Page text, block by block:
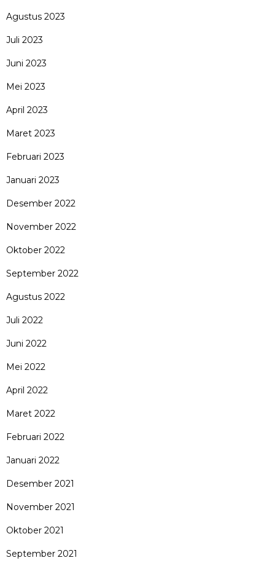
Agustus 2023
Juli 2023
Juni 2023
Mei 2023
April 2023
Maret 2023
Februari 2023
Januari 2023
Desember 2022
November 2022
Oktober 2022
September 2022
Agustus 2022
Juli 2022
Juni 2022
Mei 2022
April 2022
Maret 2022
Februari 2022
Januari 2022
Desember 2021
November 2021
Oktober 2021
September 2021